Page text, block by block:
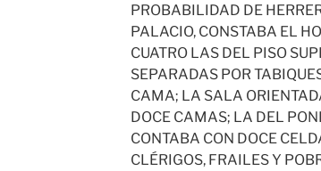
PROBABILIDAD DE
PALACIO, CONSTABA EL
CUATRO LAS DEL PISO
SEPARADAS POR
CAMA; LA SALA
DOCE CAMAS; LA DEL
CONTABA CON DOCE
CLÉRIGOS, FRAILES Y